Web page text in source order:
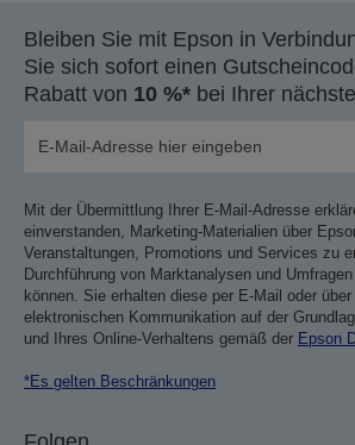
Bleiben Sie mit Epson in
Sie sich sofort einen
Rabatt von 10 %* bei Ihrer
Mit der Übermittlung Ihrer E-Mail-Adresse
einverstanden, Marketing-Materialien über
Veranstaltungen, Promotions und Services zu
Durchführung von Marktanalysen und
können. Sie erhalten diese per E-Mail oder
elektronischen Kommunikation auf der
und Ihres Online-Verhaltens gemäß der Epson
*Es gelten Beschränkungen